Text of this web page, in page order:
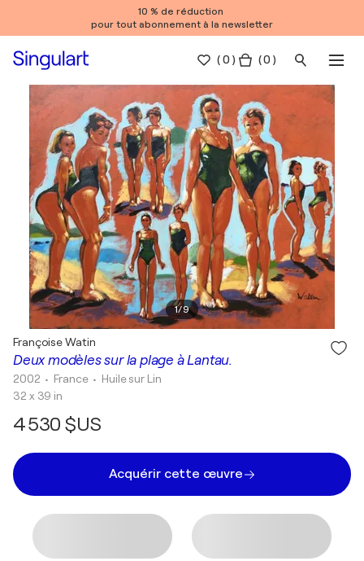
10 % de réduction
pour tout abonnement à la newsletter
(0 ) ( 0 )
1/9
Deux modèles sur la plage à Lantau.
Françoise Watin
2002 • France • Huile sur Lin
32 x 39 in
4 530 $US
Acquérir cette œuvre